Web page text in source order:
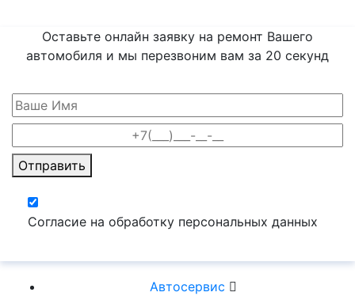
Оставьте онлайн заявку на ремонт Вашего
автомобиля и мы перезвоним вам за 20 секунд
Отправить
Согласие на обработку персональных данных
Автосервис